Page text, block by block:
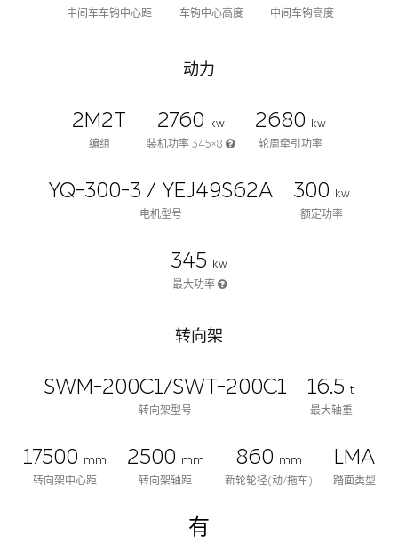
中间车车钩中心距 车钩中心高度 中间车钩高度
动力
2M2T
编组
2760
kw
装机功率 345×8
2680
kw
轮周牵引功率
YQ-300-3 / YEJ49S62A
电机型号
300
kw
额定功率
345
kw
最大功率
转向架
SWM-200C1/SWT-200C1
转向架型号
16.5 t
最大轴重
17500 mm
转向架中心距
2500 mm
转向架轴距
860 mm
新轮轮径(动/拖车)
LMA
踏面类型
有